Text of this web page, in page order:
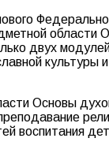
области
двух модулей:
культуры
Основы
воспитания